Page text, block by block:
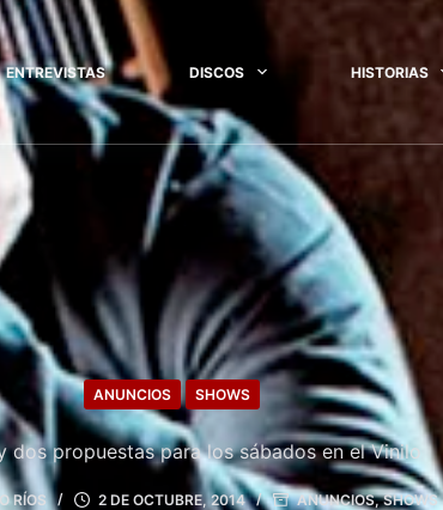
ENTREVISTAS DISCOS HISTORIAS
ANUNCIOS SHOWS
dos propuestas para los sábados en el Vinilo
RÍOS 2 DE OCTUBRE, 2014 ANUNCIOS,SHOWS